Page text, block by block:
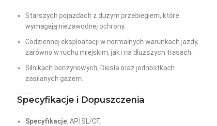
Starszych pojazdach z dużym przebiegiem, które
wymagają niezawodnej ochrony.
Codziennej eksploatacji w normalnych warunkach jazdy,
zarówno w ruchu miejskim, jak i na dłuższych trasach.
Silnikach benzynowych, Diesla oraz jednostkach
zasilanych gazem.
Specyfikacje i Dopuszczenia
Specyfikacje: API SL/CF.